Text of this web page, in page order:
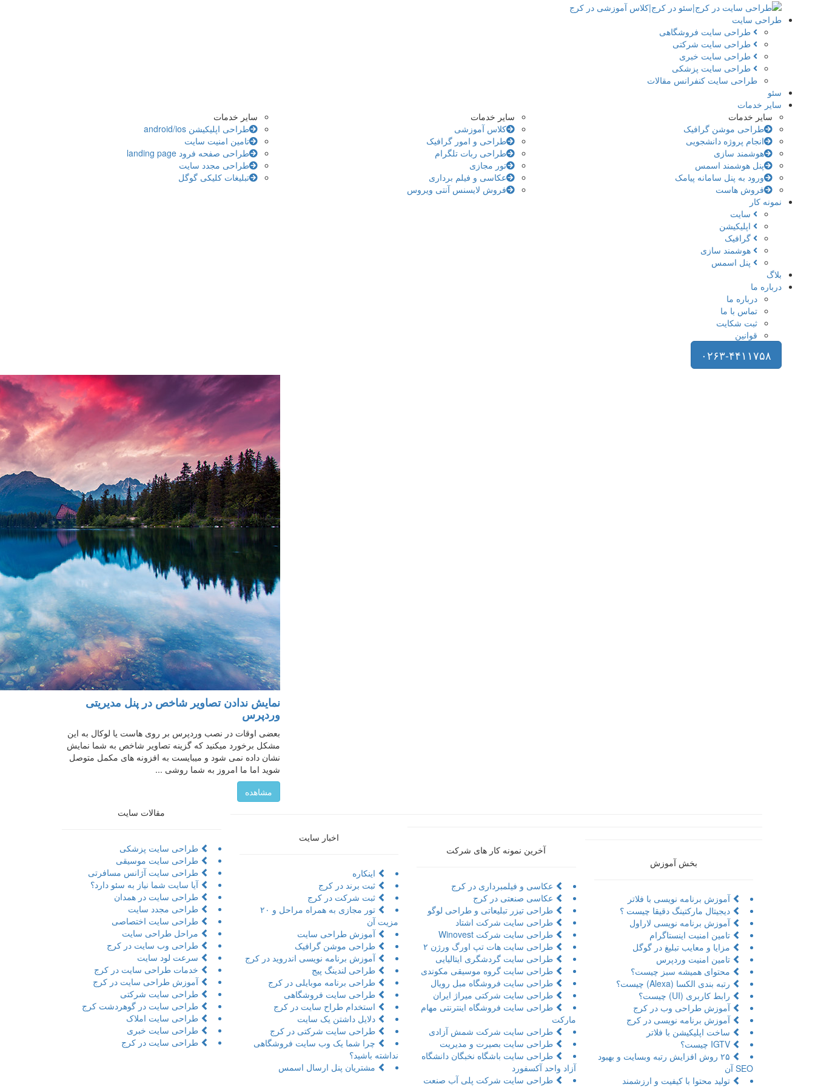
طراحی سایت
طراحی سایت فروشگاهی
طراحی سایت شرکتی
طراحی سایت خبری
طراحی سایت پزشکی
طراحی سایت کنفرانس مقالات
سئو
سایر خدمات
سایر خدمات
طراحی اپلیکیشن android/ios
تامین امنیت سایت
طراحی صفحه فرود landing page
طراحی مجدد سایت
تبلیغات کلیکی گوگل
سایر خدمات
کلاس آموزشی
طراحی و امور گرافیک
طراحی ربات تلگرام
تور مجازی
عکاسی و فیلم برداری
فروش لایسنس آنتی ویروس
سایر خدمات
طراحی موشن گرافیک
انجام پروژه دانشجویی
هوشمند سازی
پنل هوشمند اسمس
ورود به پنل سامانه پیامک
فروش هاست
نمونه کار
سایت
اپلیکیشن
گرافیک
هوشمند سازی
پنل اسمس
بلاگ
درباره ما
درباره ما
تماس با ما
ثبت شکایت
قوانین
۰۲۶۳-۴۴۱۱۷۵۸
نمایش ندادن تصاویر شاخص در پنل مدیریتی
وردپرس
بعضی اوقات در نصب وردپرس بر روی هاست یا لوکال به این
مشکل برخورد میکنید که گزینه تصاویر شاخص به شما نمایش
نشان داده نمی شود و میبایست به افزونه های مکمل متوصل
شوید اما ما امروز به شما روشی ...
مشاهده
مقالات سایت
طراحی سایت پزشکی
طراحی سایت موسیقی
طراحی سایت آژانس مسافرتی
آیا سایت شما نیاز به سئو دارد؟
طراحی سایت در همدان
طراحی مجدد سایت
طراحی سایت اختصاصی
مراحل طراحی سایت
طراحی وب سایت در کرج
سرعت لود سایت
خدمات طراحی سایت در کرج
آموزش طراحی سایت در کرج
طراحی سایت شرکتی
طراحی سایت در گوهردشت کرج
طراحی سایت املاک
طراحی سایت خبری
طراحی سایت در کرج
اخبار سایت
اینکاره
ثبت برند در کرج
ثبت شرکت در کرج
تور مجازی به همراه مراحل و ۲۰
مزیت آن
آموزش طراحی سایت
طراحی موشن گرافیک
آموزش برنامه نویسی اندروید در کرج
طراحی لندینگ پیج
طراحی برنامه موبایلی در کرج
طراحی سایت فروشگاهی
استخدام طراح سایت در کرج
دلایل داشتن یک سایت
طراحی سایت شرکتی در کرج
چرا شما یک وب سایت فروشگاهی
نداشته باشید؟
مشتریان پنل ارسال اسمس
آخرین نمونه کار های شرکت
عکاسی و فیلمبرداری در کرج
عکاسی صنعتی در کرج
طراحی تیزر تبلیعاتی و طراحی لوگو
طراحی سایت شرکت اشتاد
طراحی سایت شرکت Winovest
طراحی سایت هات تپ اورگ ورژن ۲
طراحی سایت گردشگری ایتالیایی
طراحی سایت گروه موسیقی مکوندی
طراحی سایت فروشگاه مبل رویال
طراحی سایت شرکتی میراژ ایران
طراحی سایت فروشگاه اینترنتی مهام
مارکت
طراحی سایت شرکت شمش آزادی
طراحی سایت بصیرت و مدیریت
طراحی سایت باشگاه نخبگان دانشگاه
آزاد واحد آکسفورد
طراحی سایت شرکت پلی آب صنعت
بخش آموزش
آموزش برنامه نویسی با فلاتر
دیجیتال مارکتینگ دقیقا چیست ؟
آموزش برنامه نویسی لاراول
تامین امنیت اینستاگرام
مزایا و معایب تبلیغ در گوگل
تامین امنیت وردپرس
محتوای همیشه سبز چیست؟
رتبه بندی الکسا (Alexa) چیست؟
رابط کاربری (UI) چیست؟
آموزش طراحی وب در کرج
آموزش برنامه نویسی در کرج
ساخت اپلیکیشن با فلاتر
۲۵ روش افزایش رتبه وبسایت و بهبود
SEO آن
تولید محتوا با کیفیت و ارزشمند